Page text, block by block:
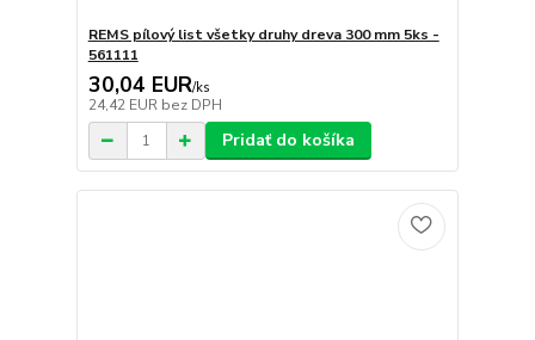
REMS pílový list všetky druhy dreva 300 mm 5ks -
561111
30,04 EUR/ks
24,42 EUR bez DPH
Pridať do košíka